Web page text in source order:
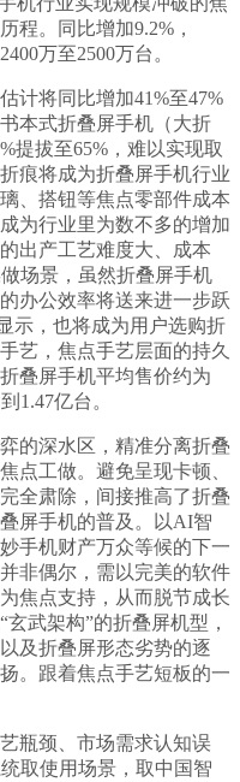
程。同比增加9.2%，
万至2500万台。
将同比增加41%至47%
本式折叠屏手机（大折
提拔至65%，难以实现取
痕将成为折叠屏手机行业
、搭钮等焦点零部件成本
为行业里为数不多的增加
出产工艺难度大、成本
场景，虽然折叠屏手机
办公效率将送来进一步跃
示，也将成为用户选购折
艺，焦点手艺层面的持久
叠屏手机平均售价约为
1.47亿台。
深水区，精准分离折叠
点工做。避免呈现卡顿、
全肃除，间接推高了折叠
屏手机的普及。以AI智
手机财产万众等候的下一
非偶尔，需以完美的软件
焦点支持，从而脱节成长
武架构”的折叠屏机型，
及折叠屏形态劣势的逐
。跟着焦点手艺短板的一
瓶颈、市场需求认知误
取使用场景，取中国智